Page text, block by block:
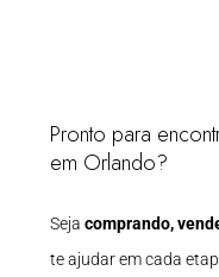
Pronto para
em Orlando?
Seja comprando,
te ajudar em cada